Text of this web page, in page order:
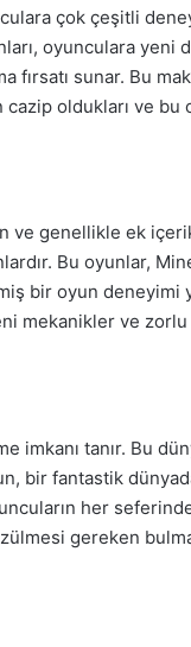
çok çeşitli
oyunculara yeni
fırsatı sunar. Bu
oldukları ve bu
ve genellikle ek
Bu oyunlar,
bir oyun deneyimi
mekanikler ve
imkanı tanır. Bu
bir fantastik
her
gereken